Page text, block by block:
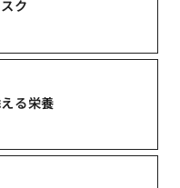
ク
る栄養